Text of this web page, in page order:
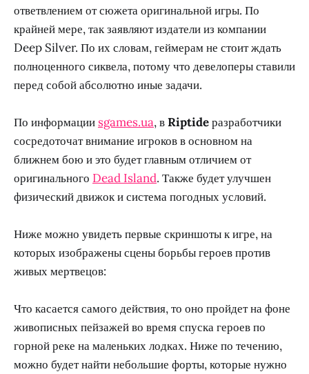
ответвлением от сюжета оригинальной игры. По
крайней мере, так заявляют издатели из компании
Deep Silver. По их словам, геймерам не стоит ждать
полноценного сиквела, потому что девелоперы ставили
перед собой абсолютно иные задачи.
По информации sgames.ua, вRiptideразработчики
сосредоточат внимание игроков в основном на
ближнем бою и это будет главным отличием от
оригинального Dead Island. Также будет улучшен
физический движок и система погодных условий.
Ниже можно увидеть первые скриншоты к игре, на
которых изображены сцены борьбы героев против
живых мертвецов:
Что касается самого действия, то оно пройдет на фоне
живописных пейзажей во время спуска героев по
горной реке на маленьких лодках. Ниже по течению,
можно будет найти небольшие форты, которые нужно